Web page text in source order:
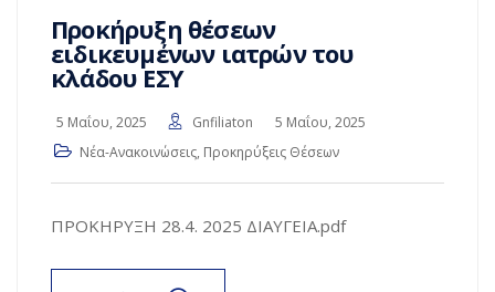
Προκήρυξη θέσεων
ειδικευμένων ιατρών του
κλάδου ΕΣΥ
5 Μαΐου, 2025 Gnfiliaton
5 Μαΐου, 2025
Νέα-Ανακοινώσεις, Προκηρύξεις Θέσεων
ΠΡΟΚΗΡΥΞΗ 28.4. 2025 ΔΙΑΥΓΕΙΑ.pdf